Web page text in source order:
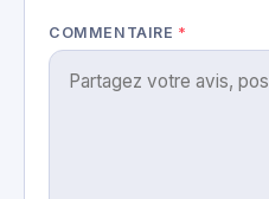
COMMENTAIRE *